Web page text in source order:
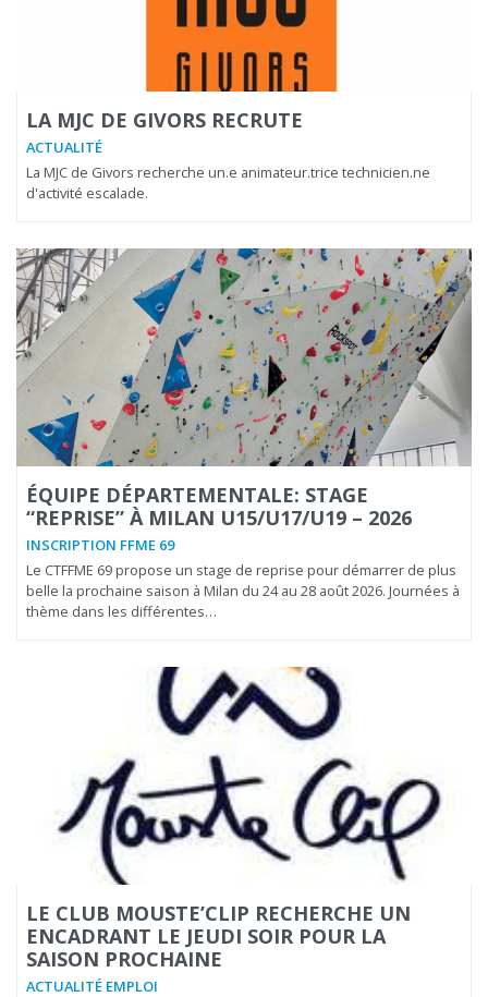
LA MJC DE GIVORS RECRUTE
ACTUALITÉ
La MJC de Givors recherche un.e animateur.trice technicien.ne
d'activité escalade.
ÉQUIPE DÉPARTEMENTALE: STAGE
“REPRISE” À MILAN U15/U17/U19 – 2026
INSCRIPTION FFME 69
Le CTFFME 69 propose un stage de reprise pour démarrer de plus
belle la prochaine saison à Milan du 24 au 28 août 2026. Journées à
thème dans les différentes…
LE CLUB MOUSTE’CLIP RECHERCHE UN
ENCADRANT LE JEUDI SOIR POUR LA
SAISON PROCHAINE
ACTUALITÉ EMPLOI